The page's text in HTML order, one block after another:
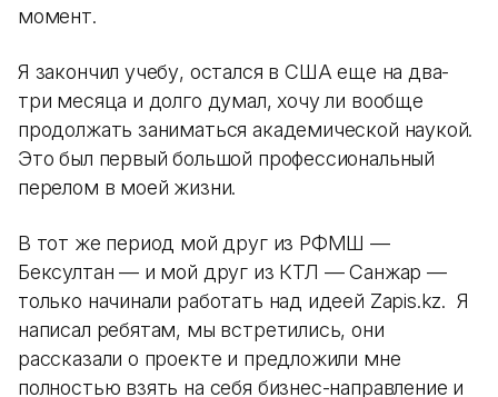
момент.
Я закончил учебу, остался в США еще на два-
три месяца и долго думал, хочу ли вообще
продолжать заниматься академической наукой.
Это был первый большой профессиональный
перелом в моей жизни.
В тот же период мой друг из РФМШ —
Бексултан — и мой друг из КТЛ — Санжар —
только начинали работать над идеей Zapis.kz. Я
написал ребятам, мы встретились, они
рассказали о проекте и предложили мне
полностью взять на себя бизнес-направление и